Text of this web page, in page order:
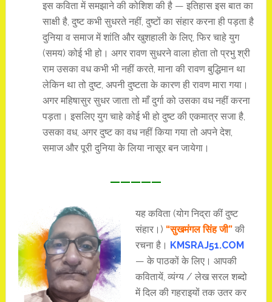
इस कविता में समझाने की कोशिश की है — इतिहास इस बात का
साक्षी है, दुष्ट कभी सुधरते नहीं, दुष्टों का संहार करना ही पड़ता है
दुनिया व समाज में शांति और खुशहाली के लिए, फिर चाहे युग
(समय) कोई भी हो। अगर रावण सुधरने वाला होता तो प्रभु श्री
राम उसका वध कभी भी नहीं करते, माना की रावण बुद्धिमान था
लेकिन था तो दुष्ट, अपनी दुष्टता के कारण ही रावण मारा गया।
अगर महिषासुर सुधर जाता तो माँ दुर्गा को उसका वध नहीं करना
पड़ता। इसलिए युग चाहे कोई भी हो दुष्ट की एकमात्र सजा है,
उसका वध, अगर दुष्ट का वध नहीं किया गया तो अपने देश,
समाज और पूरी दुनिया के लिया नासूर बन जायेगा।
—————
यह कविता (योग निद्रा कीं दुष्ट
संहार।) “सुखमंगल सिंह जी”की
रचना है। KMSRAJ51.COM
— के पाठकों के लिए। आपकी
कवितायें, व्यंग्य / लेख सरल शब्दो
में दिल की गहराइयों तक उतर कर